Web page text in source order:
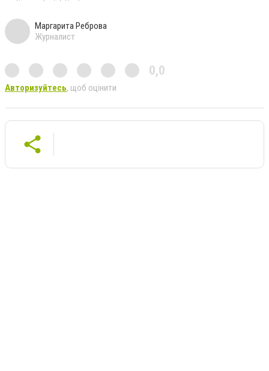
Маргарита Реброва
Журналист
0,0
Авторизуйтесь, щоб оцінити